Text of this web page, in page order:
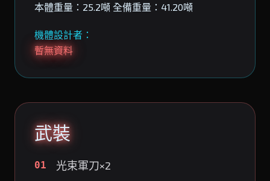
本體重量：25.2噸 全備重量：41.20噸
機體設計者：
暫無資料
武裝
01 光束軍刀×2